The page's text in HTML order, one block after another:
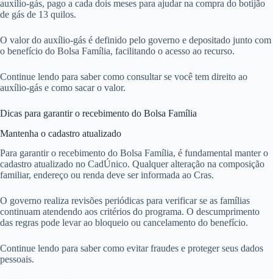
auxílio-gás, pago a cada dois meses para ajudar na compra do botijão
de gás de 13 quilos.
O valor do auxílio-gás é definido pelo governo e depositado junto com
o benefício do Bolsa Família, facilitando o acesso ao recurso.
Continue lendo para saber como consultar se você tem direito ao
auxílio-gás e como sacar o valor.
Dicas para garantir o recebimento do Bolsa Família
Mantenha o cadastro atualizado
Para garantir o recebimento do Bolsa Família, é fundamental manter o
cadastro atualizado no CadÚnico. Qualquer alteração na composição
familiar, endereço ou renda deve ser informada ao Cras.
O governo realiza revisões periódicas para verificar se as famílias
continuam atendendo aos critérios do programa. O descumprimento
das regras pode levar ao bloqueio ou cancelamento do benefício.
Continue lendo para saber como evitar fraudes e proteger seus dados
pessoais.